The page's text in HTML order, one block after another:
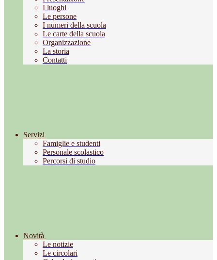
I luoghi
Le persone
I numeri della scuola
Le carte della scuola
Organizzazione
La storia
Contatti
Servizi
Famiglie e studenti
Personale scolastico
Percorsi di studio
Novità
Le notizie
Le circolari